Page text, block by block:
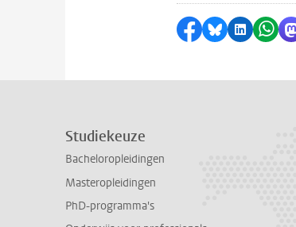
Delen op
Delen via
Delen
Studiekeuze
Bacheloropleidingen
Masteropleidingen
PhD-programma's